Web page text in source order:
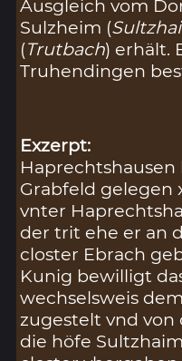
Ausgleich vom
Sulzheim (
(Trutbach) erhält.
Truhendingen
Exzerpt:
Grabfeld gelegen
vnter
der trit ehe er an
closter Ebrach
Kunig bewilligt
wechselsweis
zugestelt vnd
die höfe